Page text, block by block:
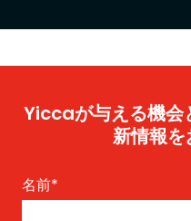
Yiccaが与える機会
新情報
名前*